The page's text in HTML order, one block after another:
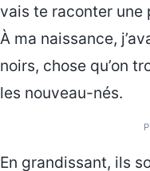
vais te raconter une
À ma naissance,
noirs, chose qu’on
les nouveau-nés.
En grandissant, ils